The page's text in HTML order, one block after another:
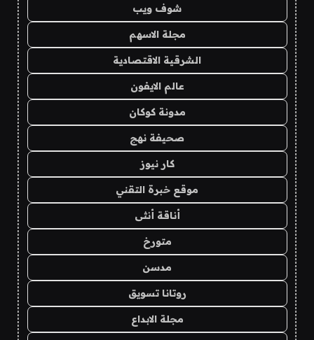
شوف ويب
مجلة الاسهم
الشرقية الاقتصادية
عالم الايفون
مدونة كوكان
صحيفة نهج
كار نيوز
موقع خبرة التقني
أناقة أنثى
متورخ
مدسن
روتانا تسويق
مجلة الابداع